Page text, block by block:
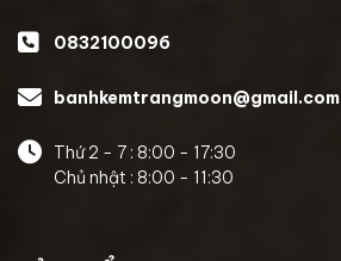
0832100096
banhkemtrangmoon@gmail.com
Thứ 2 - 7 : 8:00 - 17:30
Chủ nhật : 8:00 - 11:30